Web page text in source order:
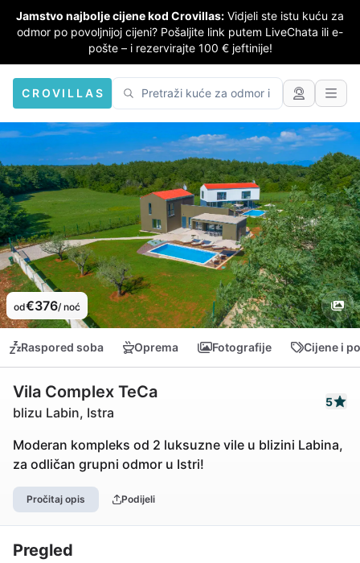
Jamstvo najbolje cijene kod Crovillas: Vidjeli ste istu kuću za
odmor po povoljnijoj cijeni? Pošaljite link putem LiveChata ili e-
pošte – i rezervirajte 100 € jeftinije!
CROVILLAS
od€376/ noć
Raspored soba Oprema Fotografije Cijene i
Vila Complex TeCa
blizu Labin, Istra
5
Moderan kompleks od 2 luksuzne vile u blizini Labina,
za odličan grupni odmor u Istri!
Pročitaj opis Podijeli
Pregled